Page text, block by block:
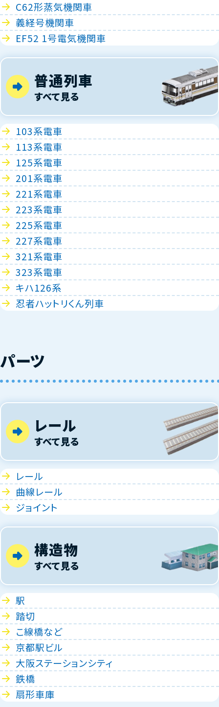
C62形蒸気機関車
義経号機関車
EF52 1号電気機関車
普通列車
すべて見る
103系電車
113系電車
125系電車
201系電車
221系電車
223系電車
225系電車
227系電車
321系電車
323系電車
キハ126系
忍者ハットリくん列車
パーツ
レール
すべて見る
レール
曲線レール
ジョイント
構造物
すべて見る
駅
踏切
こ線橋など
京都駅ビル
大阪ステーションシティ
鉄橋
扇形車庫